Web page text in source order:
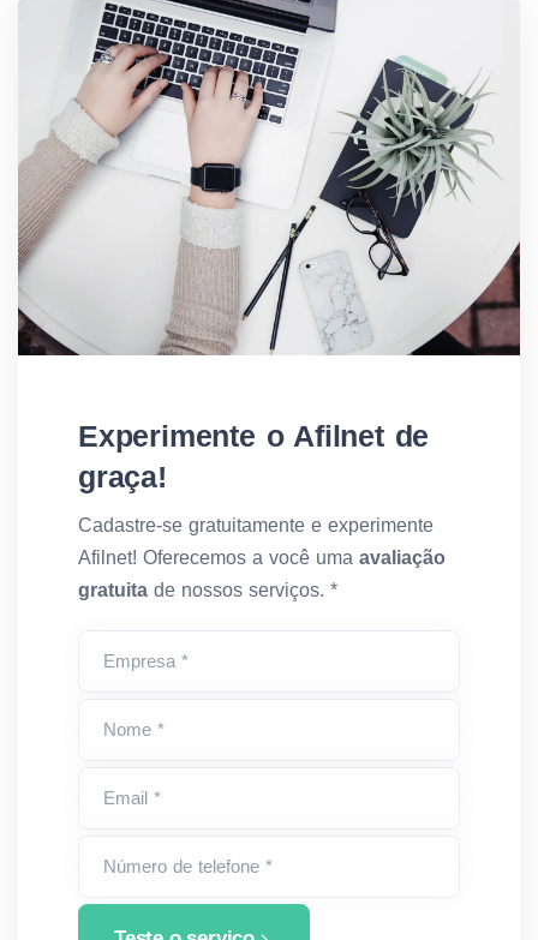
Experimente o Afilnet de
graça!
Cadastre-se gratuitamente e experimente
Afilnet! Oferecemos a você uma avaliação
gratuita de nossos serviços. *
Empresa *
Nome *
Email *
Número de telefone *